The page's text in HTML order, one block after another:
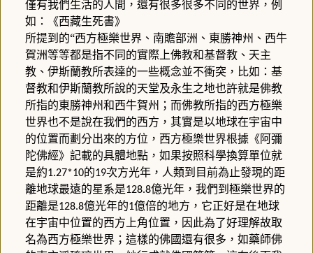
僅有我們生活的人間，還有很多很多不同的世界，例
如：《西藏生死書》
所提到的“西方極樂世界、南贍部洲、東勝神州、西牛
賀洲等等都是指不同的實際上佛教和基督教、天主
教、伊斯蘭教所表達的一些概念並不衝突，比如：基
督教和伊斯蘭教所說的天堂及永生之地也許就是佛教
所指的東勝神州和西牛賀州；而佛教所指的西方極樂
世界也不是說在我們的西方，其實是以地球在宇宙中
的位置而劃分出來的方位，西方極樂世界根據《阿彌
陀佛經》記載的具體地點，如果按照科學換算單位就
是約1.27*10的19次方光年，人類到目前為止發現的距
離地球最遠的星系是128.8億光年，我們到極樂世界的
距離是128.8億光年的1億倍的地方，它正好是在地球
在宇宙中位置的西方上角位置，因此為了好理解故取
名為西方極樂世界；這樣的佛國還有很多，如藥師佛